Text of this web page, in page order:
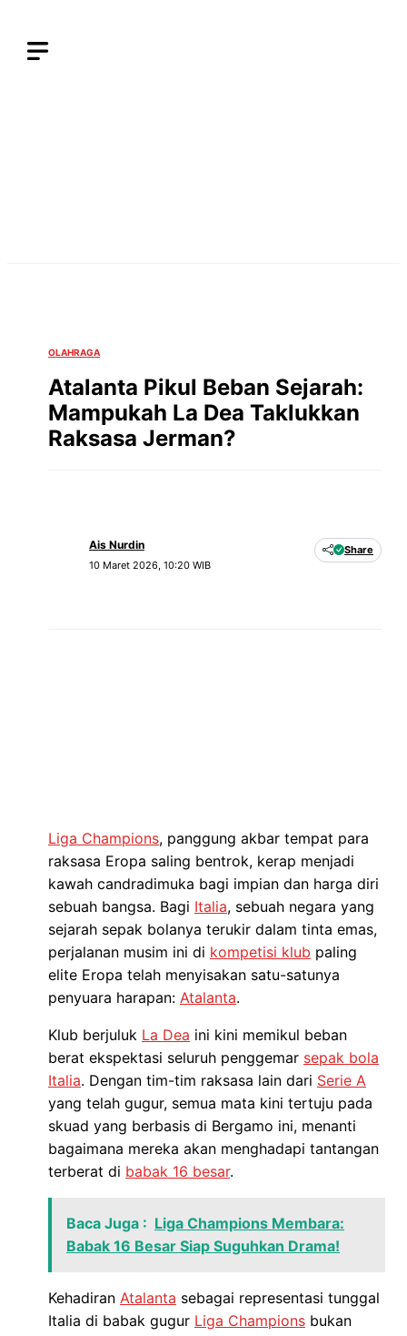
OLAHRAGA
Atalanta Pikul Beban Sejarah:
Mampukah La Dea Taklukkan
Raksasa Jerman?
Ais Nurdin
10 Maret 2026, 10:20 WIB
Share
Liga Champions, panggung akbar tempat para
raksasa Eropa saling bentrok, kerap menjadi
kawah candradimuka bagi impian dan harga diri
sebuah bangsa. Bagi Italia, sebuah negara yang
sejarah sepak bolanya terukir dalam tinta emas,
perjalanan musim ini di kompetisi klub paling
elite Eropa telah menyisakan satu-satunya
penyuara harapan: Atalanta.
Klub berjuluk La Dea ini kini memikul beban
berat ekspektasi seluruh penggemar sepak bola
Italia. Dengan tim-tim raksasa lain dari Serie A
yang telah gugur, semua mata kini tertuju pada
skuad yang berbasis di Bergamo ini, menanti
bagaimana mereka akan menghadapi tantangan
terberat di babak 16 besar.
Baca Juga : Liga Champions Membara:
Babak 16 Besar Siap Suguhkan Drama!
Kehadiran Atalanta sebagai representasi tunggal
Italia di babak gugur Liga Champions bukan